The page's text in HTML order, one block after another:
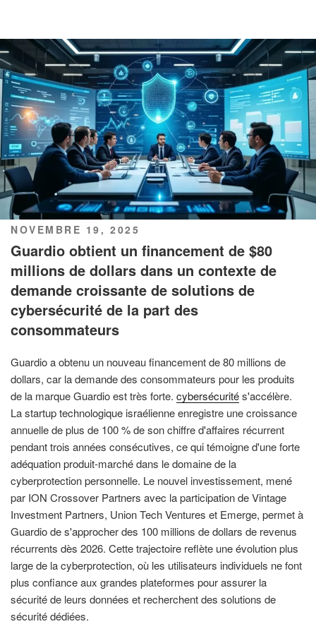
PUBLIÉ
LE
NOVEMBRE 19, 2025
Guardio obtient un financement de $80
millions de dollars dans un contexte de
demande croissante de solutions de
cybersécurité de la part des
consommateurs
Guardio a obtenu un nouveau financement de 80 millions de
dollars, car la demande des consommateurs pour les produits
de la marque Guardio est très forte. cybersécurités'accélère.
La startup technologique israélienne enregistre une croissance
annuelle de plus de 100 % de son chiffre d'affaires récurrent
pendant trois années consécutives, ce qui témoigne d'une forte
adéquation produit-marché dans le domaine de la
cyberprotection personnelle. Le nouvel investissement, mené
par ION Crossover Partners avec la participation de Vintage
Investment Partners, Union Tech Ventures et Emerge, permet à
Guardio de s'approcher des 100 millions de dollars de revenus
récurrents dès 2026. Cette trajectoire reflète une évolution plus
large de la cyberprotection, où les utilisateurs individuels ne font
plus confiance aux grandes plateformes pour assurer la
sécurité de leurs données et recherchent des solutions de
sécurité dédiées.